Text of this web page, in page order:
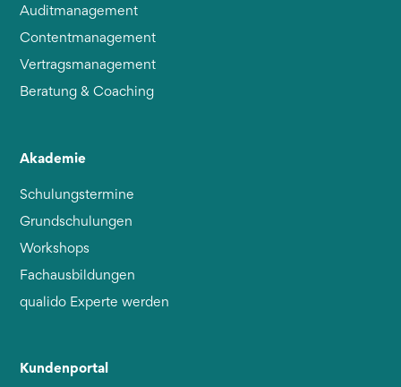
Auditmanagement
Contentmanagement
Vertragsmanagement
Beratung & Coaching
Akademie
Schulungstermine
Grundschulungen
Workshops
Fachausbildungen
qualido Experte werden
Kundenportal